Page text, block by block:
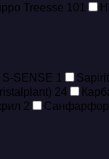
Treesse 101
S-SENSE 1
24
2 Санфарфор